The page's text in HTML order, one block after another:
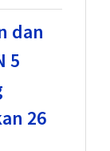
dan
5
26